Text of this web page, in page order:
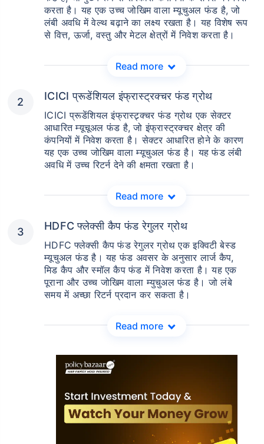
करता है। यह एक उच्च जोखिम वाला म्यूचुअल फंड है, जो
लंबी अवधि में वेल्थ बढ़ाने का लक्ष्य रखता है। यह विशेष रूप
से वित्त, ऊर्जा, वस्तु और मेटल क्षेत्रों में निवेश करता है।
Read more
ICICI प्रूडेंशियल इंफ्रास्ट्रक्चर फंड ग्रोथ
ICICI प्रूडेंशियल इंफ्रास्ट्र्क्चर फंड ग्रोथ एक सेक्टर
आधारित म्यूचूअल फंड है, जो इंफ्रास्ट्रक्चर क्षेत्र की
कंपनियों में निवेश करता है। सेक्टर आधारित होने के कारण
यह एक उच्च जोखिम वाला म्यूचुअल फंड है। यह फंड लंबी
अवधि में उच्च रिटर्न देने की क्षमता रखता है।
Read more
HDFC फ्लेक्सी कैप फंड रेगुलर ग्रोथ
HDFC फ्लेक्सी कैप फंड रेगुलर ग्रोथ एक इक्विटी बेस्ड
म्यूचुअल फंड है। यह फंड अवसर के अनुसार लार्ज कैप,
मिड कैप और स्मॉल कैप फंड में निवेश करता है। यह एक
पूराना और उच्च जोखिम वाला म्युचुअल फंड है। जो लंबे
समय में अच्छा रिटर्न प्रदान कर सकता है।
Read more